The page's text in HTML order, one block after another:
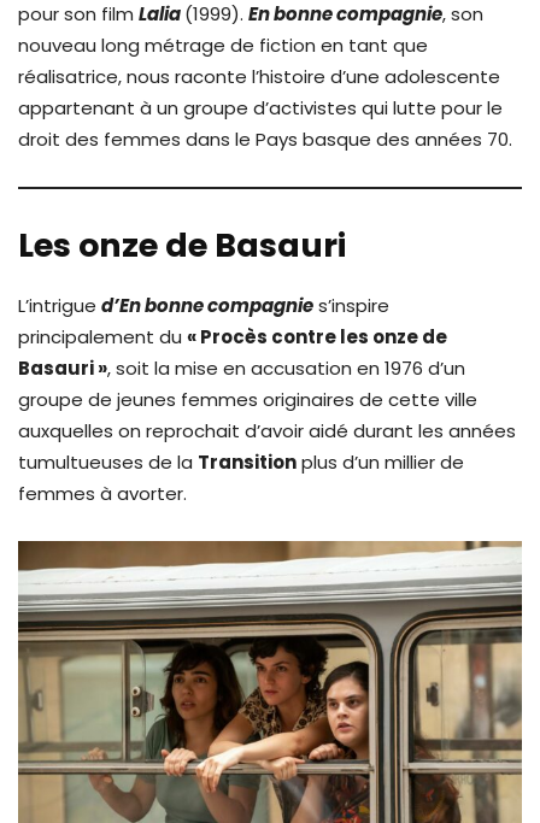
pour son film Lalia(1999). En bonne compagnie, son
nouveau long métrage de fiction en tant que
réalisatrice, nous raconte l’histoire d’une adolescente
appartenant à un groupe d’activistes qui lutte pour le
droit des femmes dans le Pays basque des années 70.
Les onze de Basauri
L’intrigue d’En bonne compagnies’inspire
principalement du « Procès contre les onze de
Basauri », soit la mise en accusation en 1976 d’un
groupe de jeunes femmes originaires de cette ville
auxquelles on reprochait d’avoir aidé durant les années
tumultueuses de la Transitionplus d’un millier de
femmes à avorter.